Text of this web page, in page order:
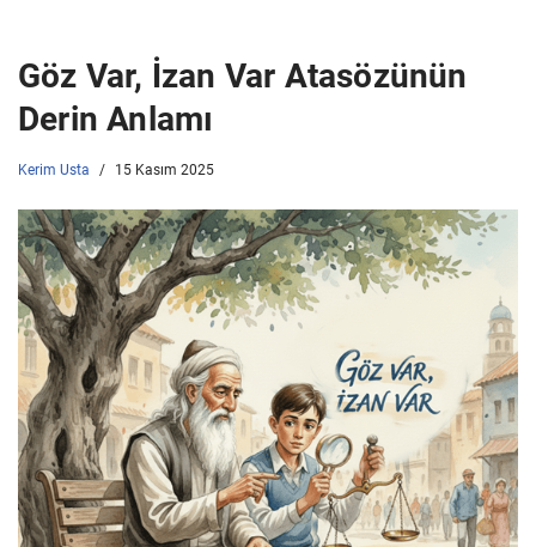
Göz Var, İzan Var Atasözünün
Derin Anlamı
Kerim Usta 15 Kasım 2025